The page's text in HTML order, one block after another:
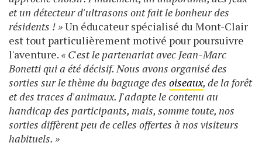
et un détecteur d'ultrasons ont fait le bonheur des
résidents ! »Un éducateur spécialisé du Mont-Clair
est tout particulièrement motivé pour poursuivre
l'aventure. « C'est le partenariat avec Jean-Marc
Bonetti qui a été décisif. Nous avons organisé des
sorties sur le thème du baguage des oiseaux, de la forêt
et des traces d'animaux. J'adapte le contenu au
handicap des participants, mais, somme toute, nos
sorties diffèrent peu de celles offertes à nos visiteurs
habituels. »